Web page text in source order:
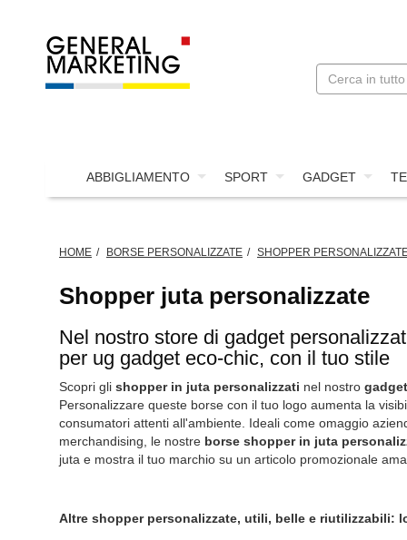
ABBIGLIAMENTO SPORT GADGET
HOME BORSE PERSONALIZZATE SHOPPER
Shopper juta personalizzate
Nel nostro store di gadget
per ug gadget eco-chic, con il tuo stile
Scopri gli shopper in juta personalizzati nel nostro
Personalizzare queste borse con il tuo logo aumenta la
consumatori attenti all'ambiente. Ideali come omaggio
merchandising, le nostre borse shopper in juta
juta e mostra il tuo marchio su un articolo promozionale
Altre shopper personalizzate, utili, belle e riutilizzabili: